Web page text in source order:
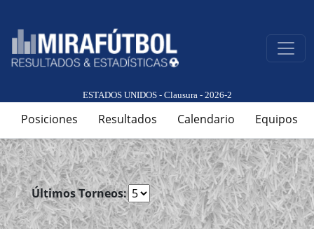
ESTADOS UNIDOS - Clausura - 2026-2
Posiciones Resultados Calendario Equipos
Últimos Torneos: